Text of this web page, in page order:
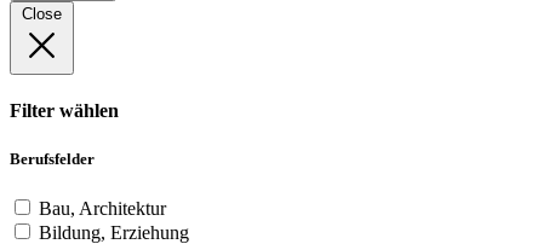
Close
Filter wählen
Berufsfelder
Bau, Architektur
Bildung, Erziehung